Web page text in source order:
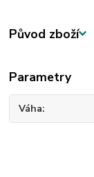
Původ zboží
Parametry
Váha